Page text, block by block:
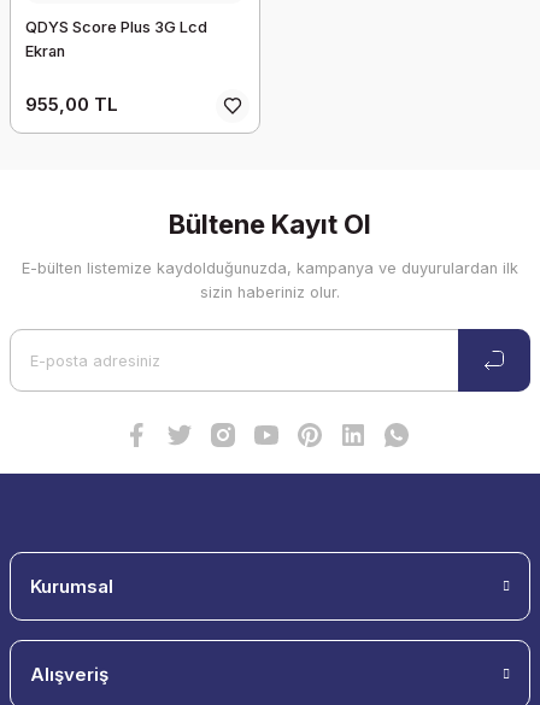
QDYS Score Plus 3G Lcd
Ekran
955,00 TL
Bültene Kayıt Ol
E-bülten listemize kaydolduğunuzda, kampanya ve duyurulardan ilk
sizin haberiniz olur.
Kurumsal
Alışveriş